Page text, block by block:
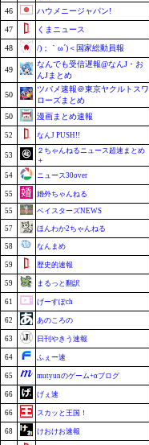
46
ハウメニージャパン!
47 くまニュース
48 /)；｀ω´)＜国家総動員報
49
なんでも受信遅報@なんJ・お
んJまとめ
50
ツバメ速報＠東京ヤクルトスワ
ローズまとめ
50
漫画まとめ速報
52 なんJ PUSH!!
53
２ちゃんねるニュース超速まとめ
＋
54
ニュース30over
55 婚外ちゃんねる
55 ベイスターズNEWS
57 ほんわか2ちゃんねる
58 なんまめ
59 歴史的速報
59 まるっと翻訳
61 げーすぽch
62 あのころの
63 日刊やきう速報
64 ふぇー速
65 mutyunのゲーム+αブログ
66 げぇ速
66 スカッと王国！
68 けおけお速報